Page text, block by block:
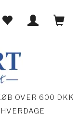
OVER 600 DKK